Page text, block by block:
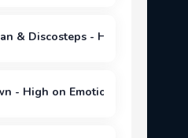
& Discosteps - Hypnotised
- High on Emotion (Original